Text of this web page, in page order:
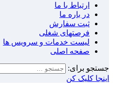
ارتباط با ما
در باره ما
ثبت سفارش
فرصتهای شغلی
لیست خدمات و سرویس ها
صفحه اصلی
جستجو برای:
اینجا کلیک کن